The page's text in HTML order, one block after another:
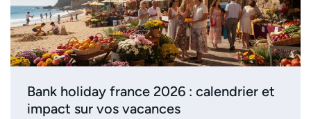
Bank holiday france 2026 : calendrier et
impact sur vos vacances